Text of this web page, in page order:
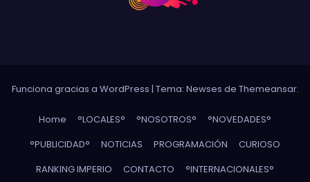
Funciona gracias a WordPress | Tema: Newses de Themeansar.
Home °LOCALES° °NOSOTROS°
°NOVEDADES°
°PUBLICIDAD°
NOTICIAS PROGRAMACIÓN
CURIOSO
RANKING IMPERIO
CONTACTO °INTERNACIONALES°